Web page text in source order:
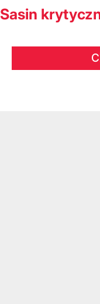
Sasin